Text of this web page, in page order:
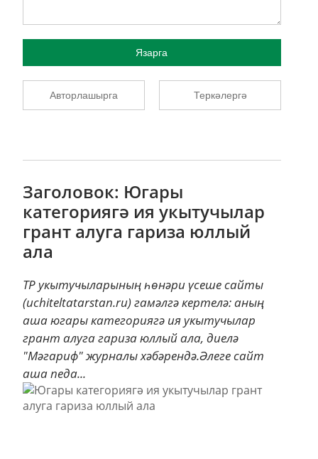
Язарга
Авторлашырга Теркәлергә
Заголовок: Югары
категориягә ия укытучылар
грант алуга гариза юллый
ала
ТР укытучыларының һөнәри үсеше сайты
(uchiteltatarstan.ru) гамәлгә кертелә: аның
аша югары категориягә ия укытучылар
грант алуга гариза юллый ала, диелә
"Мәгариф" журналы хәбәрендә.Әлеге сайт
аша педа...